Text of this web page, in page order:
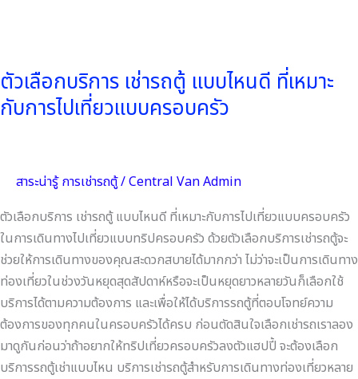
ตัวเลือกบริการ เช่ารถตู้ แบบไหนดี ที่เหมาะ
กับการไปเที่ยวแบบครอบครัว
สาระน่ารู้ การเช่ารถตู้/Central Van Admin
ตัวเลือกบริการ เช่ารถตู้ แบบไหนดี ที่เหมาะกับการไปเที่ยวแบบครอบครัว
ในการเดินทางไปเที่ยวแบบทริปครอบครัว ด้วยตัวเลือกบริการเช่ารถตู้จะ
ช่วยให้การเดินทางของคุณสะดวกสบายได้มากกว่า ไม่ว่าจะเป็นการเดินทาง
ท่องเที่ยวในช่วงวันหยุดสุดสัปดาห์หรือจะเป็นหยุดยาวหลายวันก็เลือกใช้
บริการได้ตามความต้องการ และเพื่อให้ได้บริการรถตู้ที่ตอบโจทย์ความ
ต้องการของทุกคนในครอบครัวได้ครบ ก่อนตัดสินใจเลือกเช่ารถเราลอง
มาดูกันก่อนว่าถ้าอยากให้ทริปเที่ยวครอบครัวลงตัวแฮปปี้ จะต้องเลือก
บริการรถตู้เช่าแบบไหน บริการเช่ารถตู้สำหรับการเดินทางท่องเที่ยวหลาย